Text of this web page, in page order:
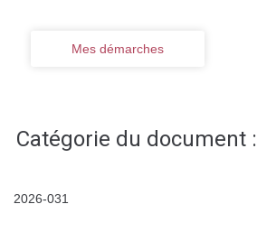
Mes démarches
Catégorie du document :
2026-031